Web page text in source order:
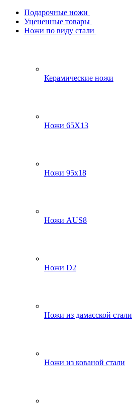
Подарочные ножи
Уцененные товары
Ножи по виду стали
Керамические ножи
Ножи 65Х13
Ножи 95х18
Ножи AUS8
Ножи D2
Ножи из дамасской стали
Ножи из кованой стали